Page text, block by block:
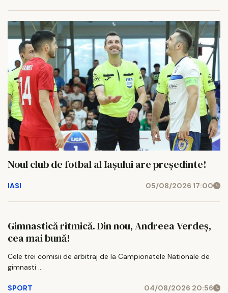
Noul club de fotbal al Iașului are președinte!
IASI 05/08/2026 17:00
Gimnastică ritmică. Din nou, Andreea Verdeș,
cea mai bună!
Cele trei comisii de arbitraj de la Campionatele Nationale de
gimnasti ...
SPORT 04/08/2026 20:56